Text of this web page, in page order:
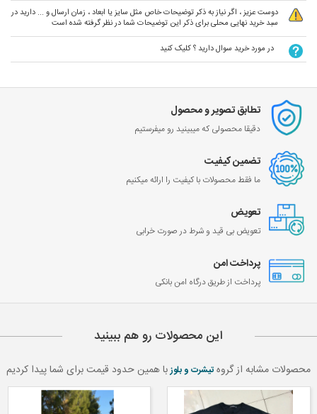
دوست عزیز ، اگر نیاز به ذکر توضیحات خاص مثل سایز یا ابعاد ، زمان ارسال و ... دارید در
سبد خرید نهایی محلی برای ذکر این توضیحات شما در نظر گرفته شده است
در مورد خرید سوال دارید ؟ کلیک کنید
تطابق تصویر و محصول
دقیقا محصولی که میبینید رو میفرستیم
تضمین کیفیت
ما فقط محصولات با کیفیت را ارائه میکنیم
تعویض
تعویض بی قید و شرط در صورت خرابی
پرداخت امن
پرداخت از طریق درگاه امن بانکی
این محصولات رو هم ببینید
محصولات مشابه از گروه تیشرت و بلوزبا همین حدود قیمت برای شما پیدا کردیم